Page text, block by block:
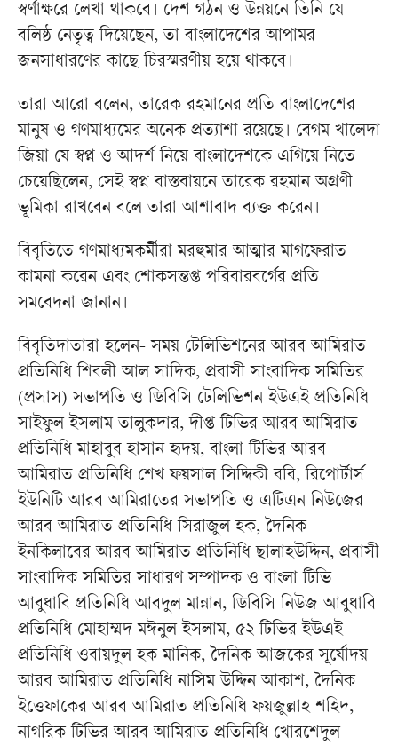
স্বর্ণাক্ষরে লেখা থাকবে। দেশ গঠন ও উন্নয়নে তিনি যে
বলিষ্ঠ নেতৃত্ব দিয়েছেন, তা বাংলাদেশের আপামর
জনসাধারণের কাছে চিরস্মরণীয় হয়ে থাকবে।
তারা আরো বলেন, তারেক রহমানের প্রতি বাংলাদেশের
মানুষ ও গণমাধ্যমের অনেক প্রত্যাশা রয়েছে। বেগম খালেদা
জিয়া যে স্বপ্ন ও আদর্শ নিয়ে বাংলাদেশকে এগিয়ে নিতে
চেয়েছিলেন, সেই স্বপ্ন বাস্তবায়নে তারেক রহমান অগ্রণী
ভূমিকা রাখবেন বলে তারা আশাবাদ ব্যক্ত করেন।
বিবৃতিতে গণমাধ্যমকর্মীরা মরহুমার আত্মার মাগফেরাত
কামনা করেন এবং শোকসন্তপ্ত পরিবারবর্গের প্রতি
সমবেদনা জানান।
বিবৃতিদাতারা হলেন- সময় টেলিভিশনের আরব আমিরাত
প্রতিনিধি শিবলী আল সাদিক, প্রবাসী সাংবাদিক সমিতির
(প্রসাস) সভাপতি ও ডিবিসি টেলিভিশন ইউএই প্রতিনিধি
সাইফুল ইসলাম তালুকদার, দীপ্ত টিভির আরব আমিরাত
প্রতিনিধি মাহাবুব হাসান হৃদয়, বাংলা টিভির আরব
আমিরাত প্রতিনিধি শেখ ফয়সাল সিদ্দিকী ববি, রিপোর্টার্স
ইউনিটি আরব আমিরাতের সভাপতি ও এটিএন নিউজের
আরব আমিরাত প্রতিনিধি সিরাজুল হক, দৈনিক
ইনকিলাবের আরব আমিরাত প্রতিনিধি ছালাহউদ্দিন, প্রবাসী
সাংবাদিক সমিতির সাধারণ সম্পাদক ও বাংলা টিভি
আবুধাবি প্রতিনিধি আবদুল মান্নান, ডিবিসি নিউজ আবুধাবি
প্রতিনিধি মোহাম্মদ মঈনুল ইসলাম, ৫২ টিভির ইউএই
প্রতিনিধি ওবায়দুল হক মানিক, দৈনিক আজকের সূর্যোদয়
আরব আমিরাত প্রতিনিধি নাসিম উদ্দিন আকাশ, দৈনিক
ইত্তেফাকের আরব আমিরাত প্রতিনিধি ফয়জুল্লাহ শহিদ,
নাগরিক টিভির আরব আমিরাত প্রতিনিধি খোরশেদুল